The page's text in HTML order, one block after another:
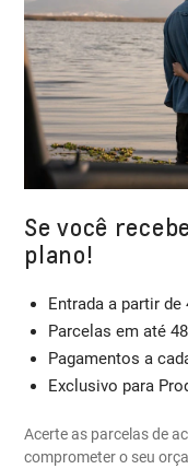
Se você
plano!
Entrada a partir de
Parcelas em até
Pagamentos a
Exclusivo para
Acerte as parcelas de
comprometer o seu